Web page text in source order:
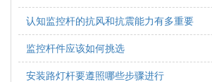
认知监控杆的抗风和抗震能力有多重要
监控杆件应该如何挑选
安装路灯杆要遵照哪些步骤进行